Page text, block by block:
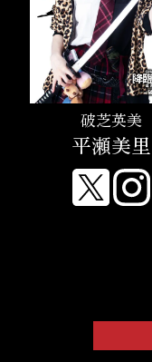
破芝英美
平瀬美里